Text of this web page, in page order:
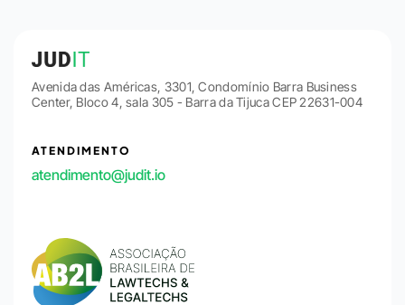
Avenida das Américas, 3301, Condomínio Barra Business
Center, Bloco 4, sala 305 - Barra da Tijuca CEP 22631-004
ATENDIMENTO
atendimento@judit.io